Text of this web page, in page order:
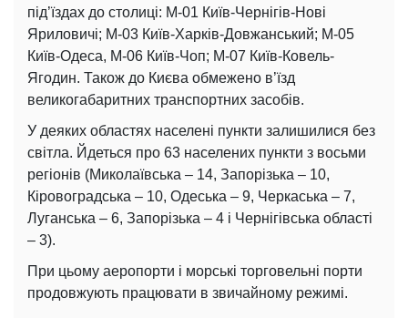
під’їздах до столиці: М-01 Київ-Чернігів-Нові
Яриловичі; М-03 Київ-Харків-Довжанський; М-05
Київ-Одеса, М-06 Київ-Чоп; М-07 Київ-Ковель-
Ягодин. Також до Києва обмежено в’їзд
великогабаритних транспортних засобів.
У деяких областях населені пункти залишилися без
світла. Йдеться про 63 населених пункти з восьми
регіонів (Миколаївська – 14, Запорізька – 10,
Кіровоградська – 10, Одеська – 9, Черкаська – 7,
Луганська – 6, Запорізька – 4 і Чернігівська області
– 3).
При цьому аеропорти і морські торговельні порти
продовжують працювати в звичайному режимі.